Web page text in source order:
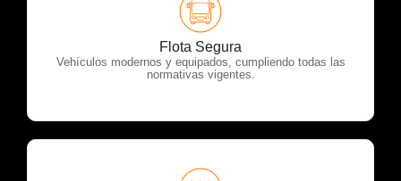
Flota Segura
Vehículos modernos y equipados, cumpliendo todas las
normativas vigentes.
OTP Servicios